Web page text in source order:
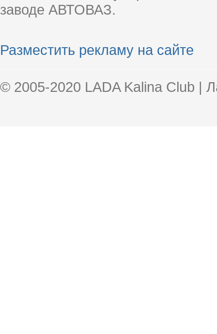
заводе АВТОВАЗ.
Разместить рекламу на сайте
© 2005-2020 LADA Kalina Club |